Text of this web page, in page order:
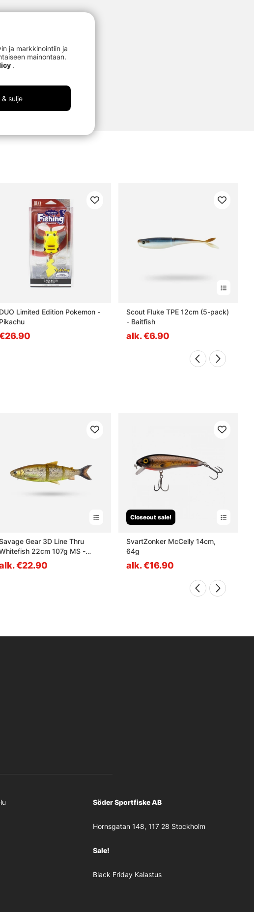
DUO Limited Edition Pokemon -
Pikachu
Scout Fluke TPE 12cm (5-pack)
- Baitfish
alk. €6.90
Gear 3D Line Thru
22cm 107g MS -
Brown Chartreuse
€22.90
Closeout sale!
SvartZonker McCelly 14cm,
64g
alk. €16.90
Söder Sportfiske AB
Hornsgatan 148, 117 28 Stockholm
Sale!
Black Friday Kalastus
ja markkinointiin ja
mainontaan.
.
sulje